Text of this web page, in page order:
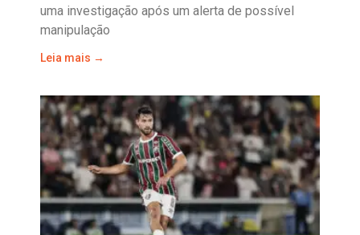
uma investigação após um alerta de possível
manipulação
Leia mais →